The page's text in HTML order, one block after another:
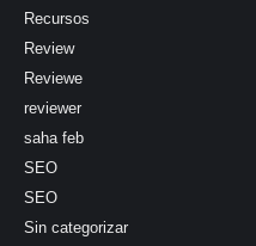
Recursos
Review
Reviewe
reviewer
saha feb
SEO
SEO
Sin categorizar